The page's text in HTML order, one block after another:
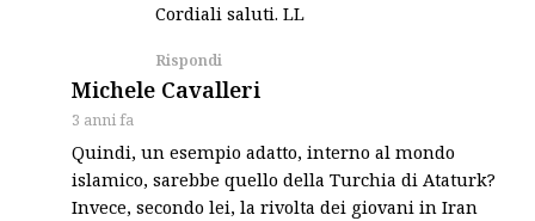
Cordiali saluti. LL
Rispondi
Michele Cavallerisays:
3 anni fa
Quindi, un esempio adatto, interno al mondo
islamico, sarebbe quello della Turchia di Ataturk?
Invece, secondo lei, la rivolta dei giovani in Iran